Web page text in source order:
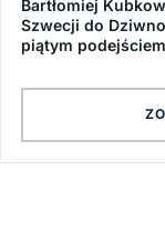
Bartłomiej
Szwecji do
piątym podejściem